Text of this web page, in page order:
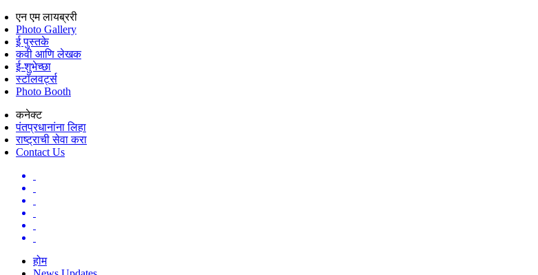
एन एम लायब्ररी
Photo Gallery
ई पुस्तके
कवी आणि लेखक
ई-शुभेच्छा
स्टॉलवर्ट्स
Photo Booth
कनेक्ट
पंतप्रधानांना लिहा
राष्ट्राची सेवा करा
Contact Us
होम